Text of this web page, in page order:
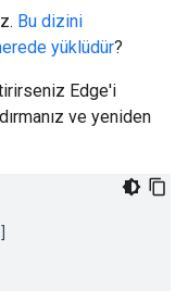
Bu dizini
yüklüdür?
Edge'i
ve yeniden
]